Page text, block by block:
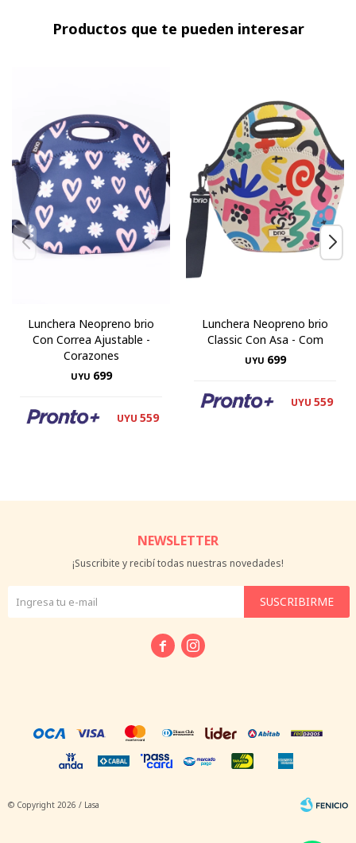
Productos que te pueden interesar
Lunchera Neopreno brio
Con Correa Ajustable -
Corazones
UYU 699
UYU 559
Lunchera Neopreno brio
Classic Con Asa - Com
UYU 699
UYU 559
NEWSLETTER
¡Suscribite y recibí todas nuestras novedades!
SUSCRIBIRME
 
© Copyright 2026 / Lasa